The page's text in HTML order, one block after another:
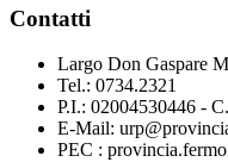
Contatti
Largo Don Gaspare
Tel.: 0734.2321
P.I.: 02004530446 -
E-Mail:
PEC :